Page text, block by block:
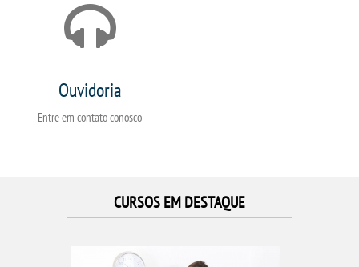
Ouvidoria
Entre em contato conosco
CURSOS EM DESTAQUE